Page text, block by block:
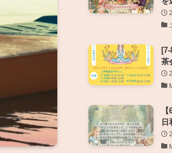
茶
日